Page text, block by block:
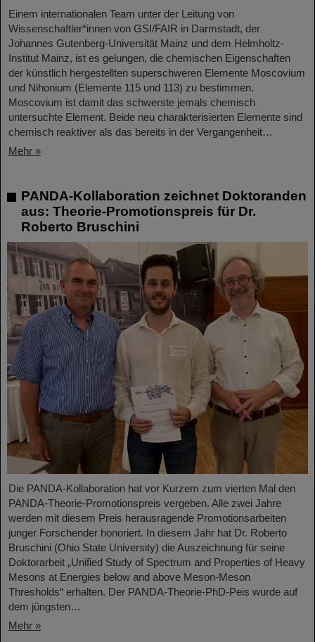
Einem internationalen Team unter der Leitung von
Wissenschaftler*innen von GSI/FAIR in Darmstadt, der
Johannes Gutenberg-Universität Mainz und dem Helmholtz-
Institut Mainz, ist es gelungen, die chemischen Eigenschaften
der künstlich hergestellten superschweren Elemente Moscovium
und Nihonium (Elemente 115 und 113) zu bestimmen.
Moscovium ist damit das schwerste jemals chemisch
untersuchte Element. Beide neu charakterisierten Elemente sind
chemisch reaktiver als das bereits in der Vergangenheit…
Mehr »
PANDA-Kollaboration zeichnet Doktoranden
aus: Theorie-Promotionspreis für Dr.
Roberto Bruschini
Die PANDA-Kollaboration hat vor Kurzem zum vierten Mal den
PANDA-Theorie-Promotionspreis vergeben. Alle zwei Jahre
werden mit diesem Preis herausragende Promotionsarbeiten
junger Forschender honoriert. In diesem Jahr hat Dr. Roberto
Bruschini (Ohio State University) die Auszeichnung für seine
Doktorarbeit „Unified Study of Spectrum and Properties of Heavy
Mesons at Energies below and above Meson-Meson
Thresholds“ erhalten. Der PANDA-Theorie-PhD-Peis wurde auf
dem jüngsten…
Mehr »